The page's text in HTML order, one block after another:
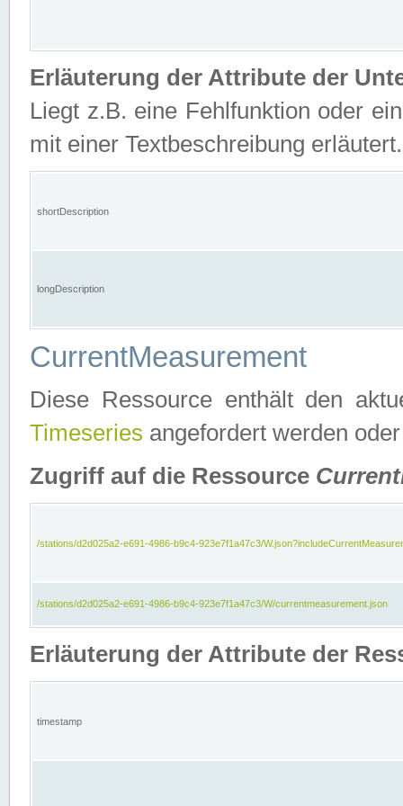
Erläuterung der Attribute der
Liegt z.B. eine Fehlfunktion oder
mit einer Textbeschreibung erläutert.
shortDescription
longDescription
CurrentMeasurement
Diese Ressource enthält den
Timeseries angefordert werden
Zugriff auf die Ressource
/stations/d2d025a2-e691-4986-b9c4-923e7f1a47c3/
/stations/d2d025a2-e691-4986-b9c4-923e7f1a47c3/W/currentmeasurement.json
Erläuterung der Attribute der
timestamp